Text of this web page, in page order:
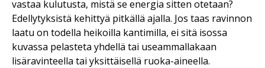
vastaa kulutusta, mistä se energia sitten otetaan?
Edellytyksistä kehittyä pitkällä ajalla. Jos taas ravinnon
laatu on todella heikoilla kantimilla, ei sitä isossa
kuvassa pelasteta yhdellä tai useammallakaan
lisäravinteella tai yksittäisellä ruoka-aineella.